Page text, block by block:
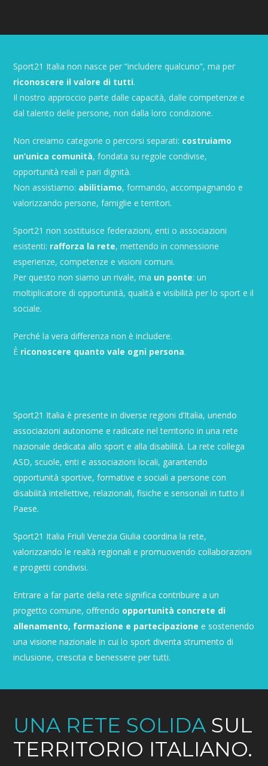
Sport21 Italia non nasce per “includere qualcuno”, ma per
riconoscere il valore di tutti.
Il nostro approccio parte dalle capacità, dalle competenze e
dal talento delle persone, non dalla loro condizione.
Non creiamo categorie o percorsi separati: costruiamo
un’unica comunità, fondata su regole condivise,
opportunità reali e pari dignità.
Non assistiamo: abilitiamo, formando, accompagnando e
valorizzando persone, famiglie e territori.
Sport21 non sostituisce federazioni, enti o associazioni
esistenti: rafforza la rete, mettendo in connessione
esperienze, competenze e visioni comuni.
Per questo non siamo un rivale, ma un ponte: un
moltiplicatore di opportunità, qualità e visibilità per lo sport e il
sociale.
Perché la vera differenza non è includere.
È riconoscere quanto vale ogni persona.
Sport21 Italia è presente in diverse regioni d’Italia, unendo
associazioni autonome e radicate nel territorio in una rete
nazionale dedicata allo sport e alla disabilità. La rete collega
ASD, scuole, enti e associazioni locali, garantendo
opportunità sportive, formative e sociali a persone con
disabilità intellettive, relazionali, fisiche e sensoriali in tutto il
Paese.
Sport21 Italia Friuli Venezia Giulia coordina la rete,
valorizzando le realtà regionali e promuovendo collaborazioni
e progetti condivisi.
Entrare a far parte della rete significa contribuire a un
progetto comune, offrendo opportunità concrete di
allenamento, formazione e partecipazione e sostenendo
una visione nazionale in cui lo sport diventa strumento di
inclusione, crescita e benessere per tutti.
UNA RETE SOLIDA SUL
TERRITORIO ITALIANO.